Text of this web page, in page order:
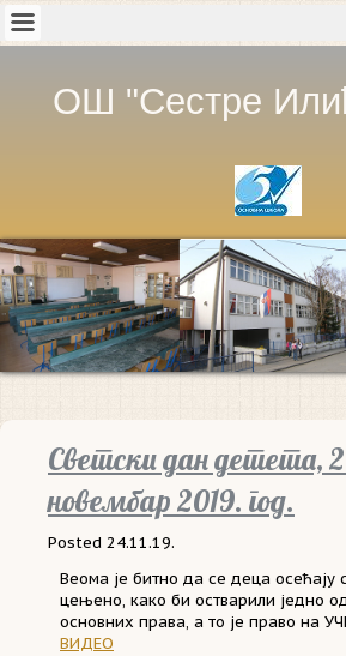
ОШ "Сестре
Светски дан детета,
новембар 2019. год.
Posted 24.11.19.
Веома је битно да се деца осећају
цењено, како би остварили једно
основних права, а то је право на
ВИДЕО